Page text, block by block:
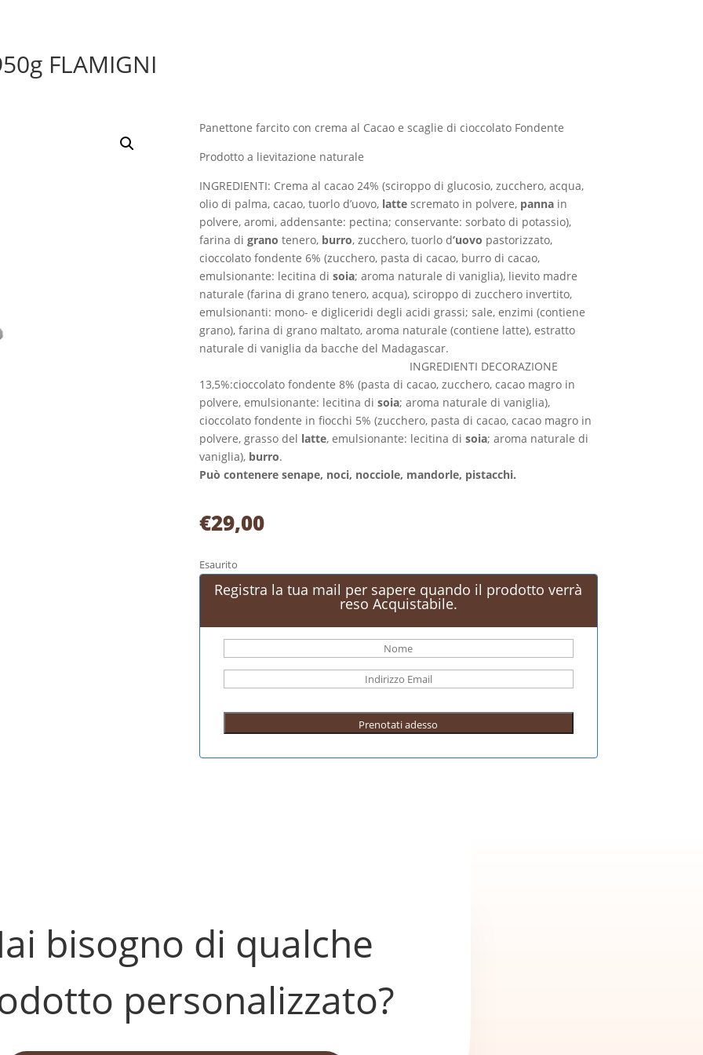
FLAMIGNI
Panettone farcito con crema al Cacao e scaglie di cioccolato Fondente
Prodotto a lievitazione naturale
INGREDIENTI: Crema al cacao 24% (sciroppo di glucosio, zucchero, acqua,
olio di palma, cacao, tuorlo d’uovo,lattescremato in polvere, pannain
polvere, aromi, addensante: pectina; conservante: sorbato di potassio),
farina di grano tenero, burro, zucchero, tuorlo d’uovo pastorizzato,
cioccolato fondente 6% (zucchero, pasta di cacao, burro di cacao,
emulsionante: lecitina di soia; aroma naturale di vaniglia), lievito madre
naturale (farina di grano tenero, acqua), sciroppo di zucchero invertito,
emulsionanti: mono- e digliceridi degli acidi grassi; sale, enzimi (contiene
grano), farina di grano maltato, aroma naturale (contiene latte), estratto
naturale di vaniglia da bacche del Madagascar.
INGREDIENTI DECORAZIONE
13,5%:cioccolato fondente 8% (pasta di cacao, zucchero, cacao magro in
polvere, emulsionante: lecitina di soia; aroma naturale di vaniglia),
cioccolato fondente in fiocchi 5% (zucchero, pasta di cacao, cacao magro in
polvere, grasso del latte, emulsionante: lecitina di soia; aroma naturale di
vaniglia), burro.
Può contenere senape, noci, nocciole, mandorle, pistacchi.
€29,00
Esaurito
Registra la tua mail per sapere quando il prodotto verrà
reso Acquistabile.
bisogno di qualche
personalizzato?